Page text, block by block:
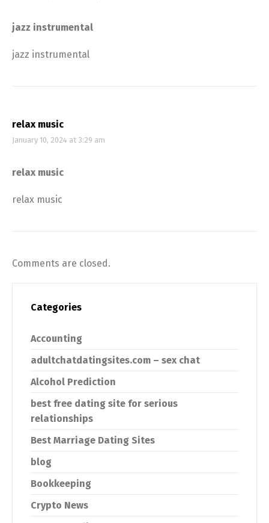
jazz instrumental
jazz instrumental
relax music
January 10, 2024 at 3:29 am
relax music
relax music
Comments are closed.
Categories
Accounting
adultchatdatingsites.com – sex chat
Alcohol Prediction
best free dating site for serious
relationships
Best Marriage Dating Sites
blog
Bookkeeping
Crypto News